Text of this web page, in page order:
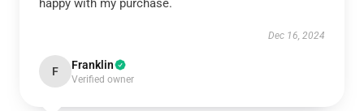
happy with my purchase.
Dec 16, 2024
F Franklin
Verified owner